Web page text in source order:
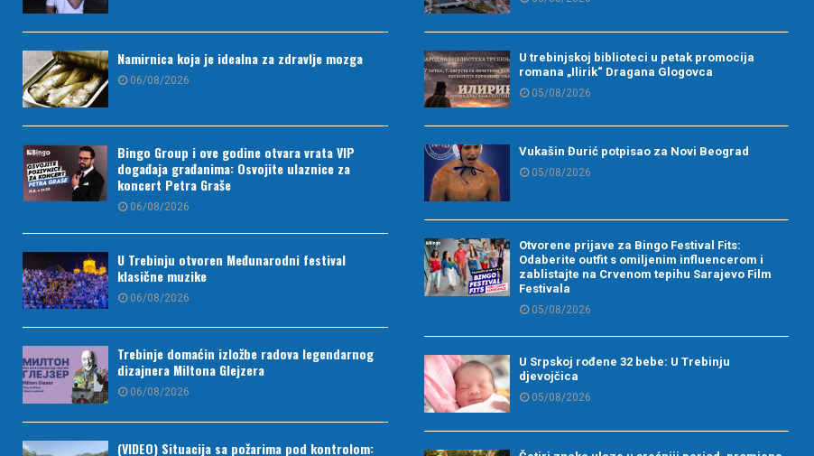
Namirnica koja je idealna za zdravlje mozga
06/08/2026
Bingo Group i ove godine otvara vrata VIP
događaja građanima: Osvojite ulaznice za
koncert Petra Graše
06/08/2026
U Trebinju otvoren Međunarodni festival
klasične muzike
06/08/2026
Trebinje domaćin izložbe radova legendarnog
dizajnera Miltona Glejzera
06/08/2026
(VIDEO) Situacija sa požarima pod kontrolom:
U trebinjskoj biblioteci u petak promocija
romana „Ilirik“ Dragana Glogovca
05/08/2026
Vukašin Đurić potpisao za Novi Beograd
05/08/2026
Otvorene prijave za Bingo Festival Fits:
Odaberite outfit s omiljenim influencerom i
zablistajte na Crvenom tepihu Sarajevo Film
Festivala
05/08/2026
U Srpskoj rođene 32 bebe: U Trebinju
djevojčica
05/08/2026